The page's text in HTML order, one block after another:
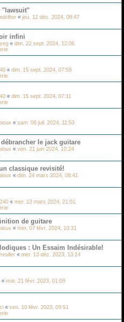
"lawsuit"
« jeu. 12 déc. 2024, 09:47
infini
« dim. 22 sept. 2024, 12:06
« dim. 15 sept. 2024, 07:58
« dim. 15 sept. 2024, 07:11
« sam. 06 juil. 2024, 11:53
le jack guitare
« ven. 21 juin 2024, 10:24
classique revisité!
« dim. 24 mars 2024, 08:41
« mer. 13 mars 2024, 21:01
de guitare
« mer. 07 févr. 2024, 10:31
: Un Essaim Indésirable!
« mer. 13 déc. 2023, 13:14
« mar. 21 févr. 2023, 01:09
« ven. 10 févr. 2023, 09:51